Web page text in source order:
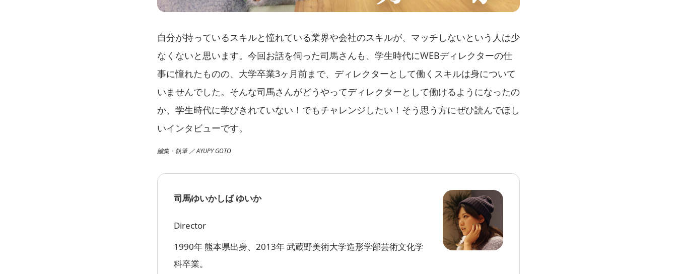
自分が持っているスキルと憧れている業界や会社のスキルが、マッチしないという人は少
なくないと思います。今回お話を伺った司馬さんも、学生時代にWEBディレクターの仕
事に憧れたものの、大学卒業3ヶ月前まで、ディレクターとして働くスキルは身について
いませんでした。そんな司馬さんがどうやってディレクターとして働けるようになったの
か、学生時代に学びきれていない！でもチャレンジしたい！そう思う方にぜひ読んでほし
いインタビューです。
編集・執筆 ／ AYUPY GOTO
司馬ゆいかしば ゆいか
Director
1990年 熊本県出身、2013年 武蔵野美術大学造形学部芸術文化学
科卒業。